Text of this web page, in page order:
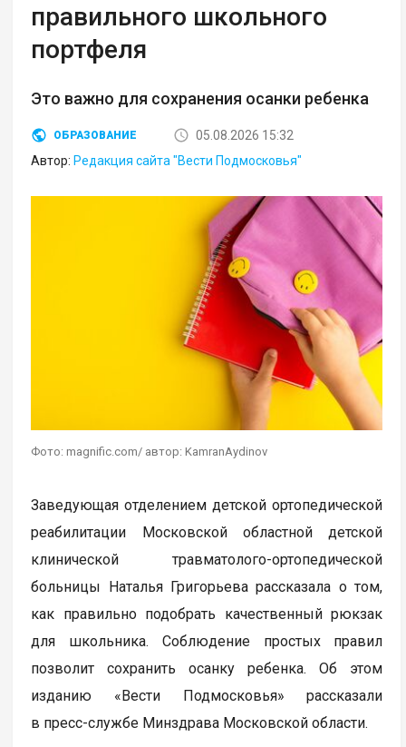
правильного школьного
портфеля
Это важно для сохранения осанки ребенка
ОБРАЗОВАНИЕ
05.08.2026 15:32
Автор: Редакция сайта "Вести Подмосковья"
Фото: magnific.com/ автор: KamranAydinov
Заведующая отделением детской ортопедической
реабилитации Московской областной детской
клинической травматолого-ортопедической
больницы Наталья Григорьева рассказала о том,
как правильно подобрать качественный рюкзак
для школьника. Соблюдение простых правил
позволит сохранить осанку ребенка. Об этом
изданию «Вести Подмосковья» рассказали
в пресс-службе Минздрава Московской области.